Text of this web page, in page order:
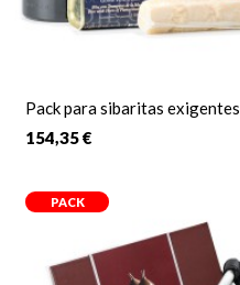
Pack para sibaritas exigentes
154,35 €
PACK